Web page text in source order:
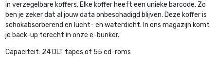
in verzegelbare koffers. Elke koffer heeft een unieke barcode. Zo
ben je zeker dat al jouw data onbeschadigd blijven. Deze koffer is
schokabsorberend en lucht- en waterdicht. In ons magazijn komt
je back-up terecht in onze e-bunker.
Capaciteit: 24 DLT tapes of 55 cd-roms